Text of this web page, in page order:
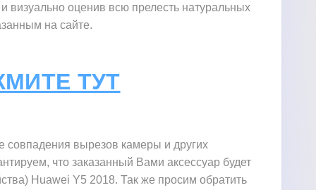
визуально оценив всю прелесть натуральных
на сайте.
ТУТ
вырезов камеры и других
что заказанный Вами аксессуар будет
Huawei Y5 2018. Так же просим обратить